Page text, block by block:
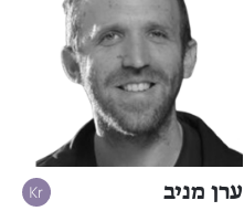
ערן מניב